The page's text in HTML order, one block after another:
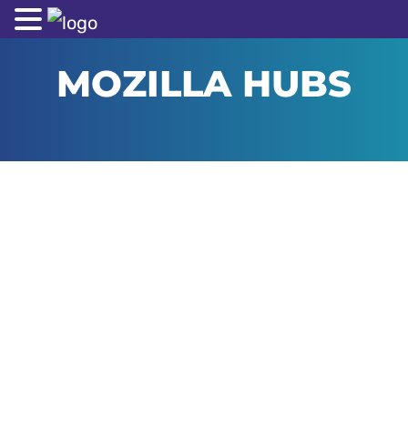
MOZILLA HUBS